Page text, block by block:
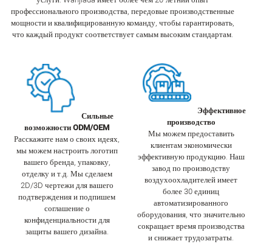
профессионального производства, передовые производственные
мощности и квалифицированную команду, чтобы гарантировать,
что каждый продукт соответствует самым высоким стандартам.
Сильные
возможности ODM/OEM
Расскажите нам о своих идеях,
мы можем настроить логотип
вашего бренда, упаковку,
отделку и т.д. Мы сделаем
2D/3D чертежи для вашего
подтверждения и подпишем
соглашение о
конфиденциальности для
защиты вашего дизайна.
Эффективное
производство
Мы можем предоставить
клиентам экономически
эффективную продукцию. Наш
завод по производству
воздухоохладителей имеет
более 30 единиц
автоматизированного
оборудования, что значительно
сокращает время производства
и снижает трудозатраты.